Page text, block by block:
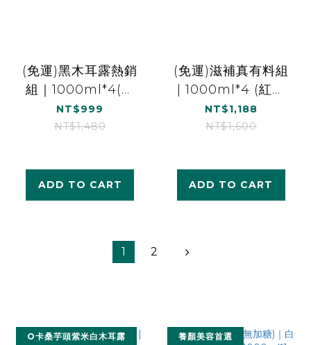
(免運)黑木耳露熱銷
組｜1000ml*4(柴
燒桂圓黑木耳露
*2、經典黑糖黑木
NT$999
NT$1,480
ADD TO CART
(免運)滋補真有料組
| 1000ml*4 (紅棗
白木耳露_銀耳朵朵
*4)
NT$1,188
NT$1,600
ADD TO CART
1 2
O卡桑芋頭紫米白木耳露 養顏美容首選